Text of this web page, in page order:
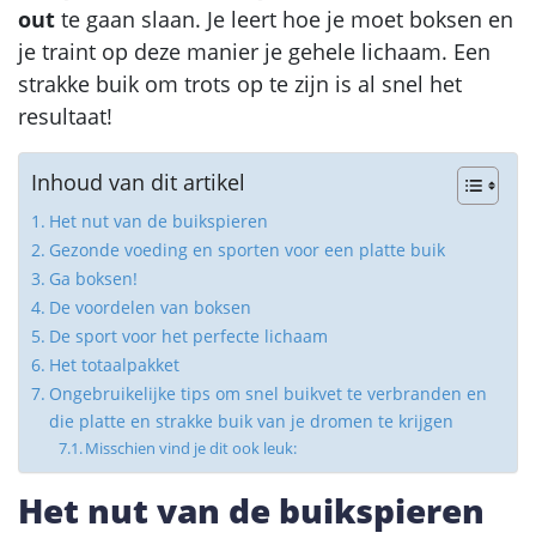
out te gaan slaan. Je leert hoe je moet boksen en
je traint op deze manier je gehele lichaam. Een
strakke buik om trots op te zijn is al snel het
resultaat!
Inhoud van dit artikel
Het nut van de buikspieren
Gezonde voeding en sporten voor een platte buik
Ga boksen!
De voordelen van boksen
De sport voor het perfecte lichaam
Het totaalpakket
Ongebruikelijke tips om snel buikvet te verbranden en
die platte en strakke buik van je dromen te krijgen
Misschien vind je dit ook leuk:
Het nut van de buikspieren